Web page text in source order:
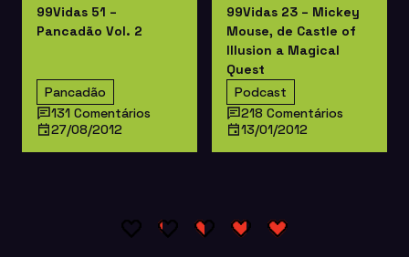
99Vidas 51 –
Pancadão Vol. 2
Pancadão
131 Comentários
27/08/2012
99Vidas 23 – Mickey
Mouse, de Castle of
Illusion a Magical
Quest
Podcast
218 Comentários
13/01/2012